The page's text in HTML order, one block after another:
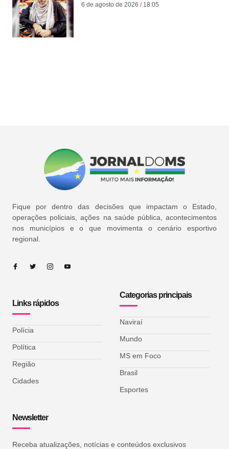
6 de agosto de 2026 18:05
Fique por dentro das decisões que impactam o Estado,
operações policiais, ações na saúde pública, acontecimentos
nos municípios e o que movimenta o cenário esportivo
regional.
Links rápidos
Polícia
Política
Região
Cidades
Categorias principais
Naviraí
Mundo
MS em Foco
Brasil
Esportes
Newsletter
Receba atualizações, notícias e conteúdos exclusivos